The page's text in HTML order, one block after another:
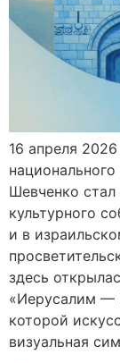
16 апреля
Шевченко
культурного
и в
здесь
«Иерусалим —
которой
визуальная